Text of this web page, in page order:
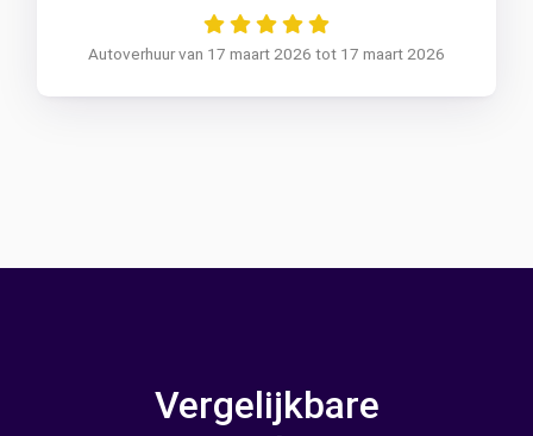
Autoverhuur van 17 maart 2026 tot 17 maart 2026
Vergelijkbare